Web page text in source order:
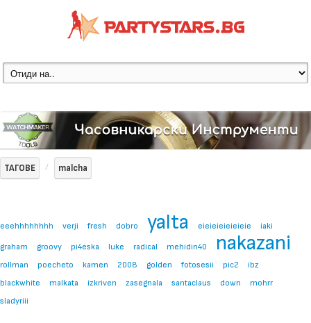
ТАГОВЕ malcha
eeehhhhhhhh verji fresh dobro yalta eieieieieieieie
iaki
graham
groovy pi4eska luke radical mehidin40 nakazani
rollman poecheto kamen 2008 golden fotosesii pic2
ibz
blackwhite
malkata izkriven zasegnala santaclaus down
mohrr
sladyriii